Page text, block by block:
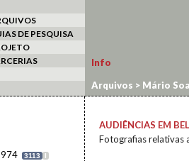
DE PESQUISA
3113 I
Info
Arquivos > Mário
AUDIÊNCIAS EM
Fotografias relativas